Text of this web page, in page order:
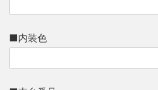
■内装色